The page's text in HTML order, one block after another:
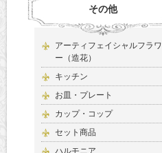
その他
アーティフェイシャルフラワ
ー（造花）
キッチン
お皿・プレート
カップ・コップ
セット商品
ハルモニア